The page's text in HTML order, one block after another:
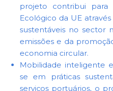
projeto contribui
Ecológico da UE
sustentáveis no sector
emissões e da
economia circular.
Mobilidade inteligente
se em práticas
serviços portuários, o